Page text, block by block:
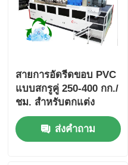
สายการอัดรีดขอบ PVC
แบบสกรูคู่ 250-400 กก./
ชม. สำหรับตกแต่ง
เฟอร์นิเจอร์
ส่งคำถาม